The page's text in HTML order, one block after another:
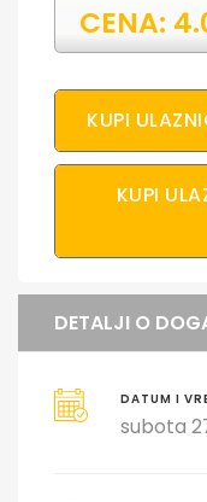
CENA:
KUPI
KUPI
DETALJI O
DATUM I
subota